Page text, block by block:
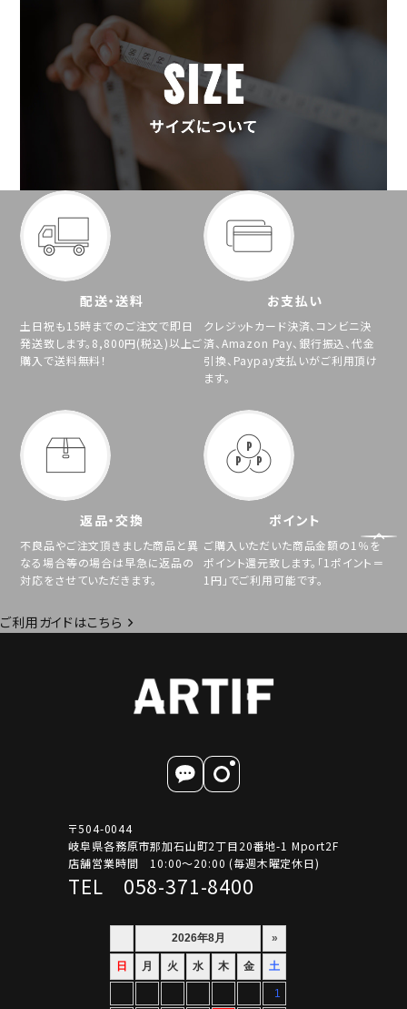
配送・送料
土日祝も15時までのご注文で即日
発送致します。8,800円(税込)以上ご
購入で送料無料！
お支払い
クレジットカード決済、コンビニ決
済、Amazon Pay、銀行振込、代金
引換、Paypay支払いがご利用頂け
ます。
返品・交換
不良品やご注文頂きました商品と異
なる場合等の場合は早急に返品の
対応をさせていただきます。
ポイント
ご購入いただいた商品金額の1％を
ポイント還元致します。「1ポイント＝
1円」でご利用可能です。
ご利用ガイドはこちら
〒504-0044
岐阜県各務原市那加石山町2丁目20番地-1 Mport2F
店舗営業時間 10:00～20:00 (毎週木曜定休日)
TEL 058-371-8400